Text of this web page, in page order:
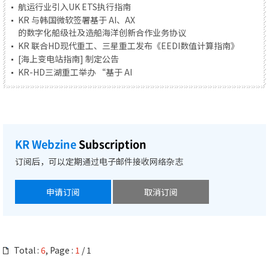
航运行业引入UK ETS执行指南
KR 与韩国微软签署基于 AI、AX
的数字化船级社及造船海洋创新合作业务协议
KR 联合HD现代重工、三星重工发布《EEDI数值计算指南》
[海上变电站指南] 制定公告
KR-HD三湖重工举办 “基于 AI
技术的设计与分析业务创新解决方案开发” 项目竣工签约仪式
KR 举办创立纪念技术研讨会并圆满落幕
KR IMO 液化气船国际法规修订研讨中印证自身技术实力
KR 与韩国微软签署基于 AI、AX
的数字化船级社及造船海洋创新合作业务协议
KR 联合HD现代重工、三星重工发布《EEDI数值计算指南》
3 级认证
KR WebzineSubscription
订阅后，可以定期通过电子邮件接收网络杂志
申请订阅 取消订阅
Total : 6, Page : 1 / 1